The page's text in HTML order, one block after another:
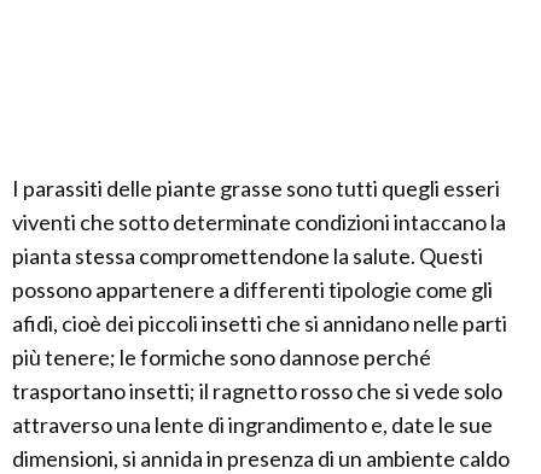
I parassiti delle piante grasse sono tutti quegli esseri
viventi che sotto determinate condizioni intaccano la
pianta stessa compromettendone la salute. Questi
possono appartenere a differenti tipologie come gli
afidi, cioè dei piccoli insetti che si annidano nelle parti
più tenere; le formiche sono dannose perché
trasportano insetti; il ragnetto rosso che si vede solo
attraverso una lente di ingrandimento e, date le sue
dimensioni, si annida in presenza di un ambiente caldo